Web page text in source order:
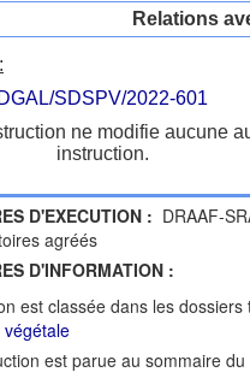
Relations
DGAL/SDSPV/2022-601
ne modifie aucune
instruction.
D'EXECUTION : DRAAF-
agréés
D'INFORMATION :
est classée dans les
est parue au sommaire du